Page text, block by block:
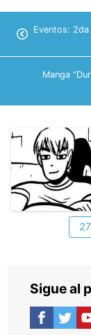
Eventos:
Manga
Sigue al